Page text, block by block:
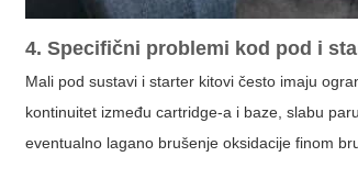
4. Specifični problemi kod pod i
Mali pod sustavi i starter kitovi često imaju
kontinuitet između cartridge-a i baze, slabu
eventualno lagano brušenje oksidacije finom